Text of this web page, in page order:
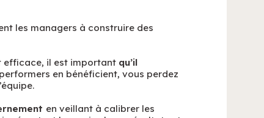
les managers à construire des
efficace, il est important qu’il
en bénéficient, vous perdez
en veillant à calibrer les